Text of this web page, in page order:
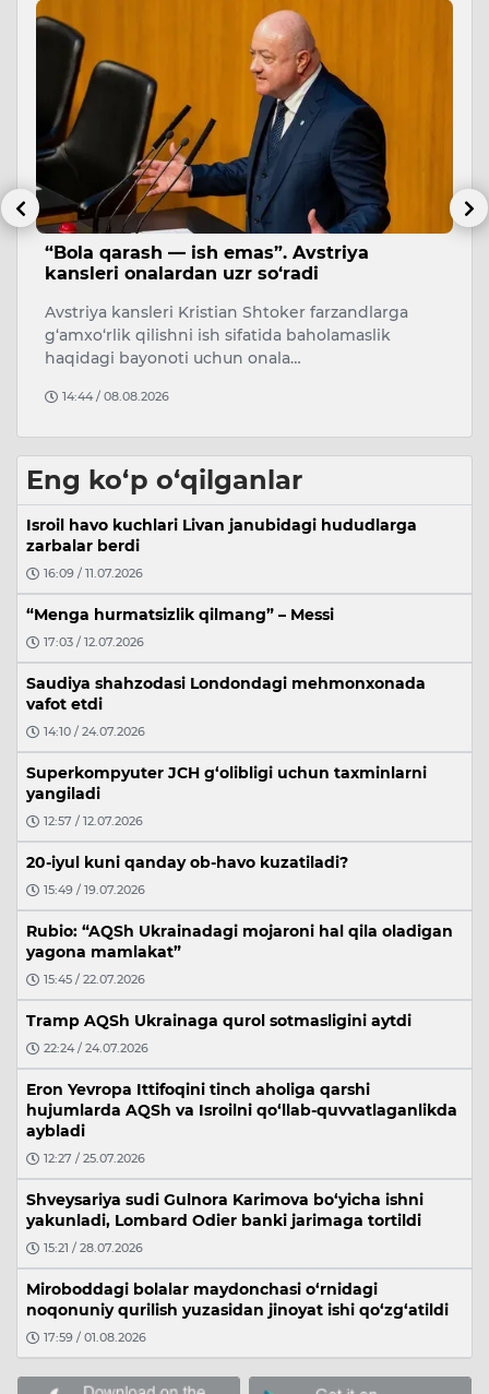
“Bola qarash — ish emas”. Avstriya
kansleri onalardan uzr so‘radi
Avstriya kansleri Kristian Shtoker farzandlarga
g‘amxo‘rlik qilishni ish sifatida baholamaslik
haqidagi bayonoti uchun onala…
14:44 / 08.08.2026
Eng ko‘p o‘qilganlar
Isroil havo kuchlari Livan janubidagi hududlarga
zarbalar berdi
16:09 / 11.07.2026
“Menga hurmatsizlik qilmang” – Messi
17:03 / 12.07.2026
Saudiya shahzodasi Londondagi mehmonxonada
vafot etdi
14:10 / 24.07.2026
Superkompyuter JCH g‘olibligi uchun taxminlarni
yangiladi
12:57 / 12.07.2026
20-iyul kuni qanday ob-havo kuzatiladi?
15:49 / 19.07.2026
Rubio: “AQSh Ukrainadagi mojaroni hal qila oladigan
yagona mamlakat”
15:45 / 22.07.2026
Tramp AQSh Ukrainaga qurol sotmasligini aytdi
22:24 / 24.07.2026
Eron Yevropa Ittifoqini tinch aholiga qarshi
hujumlarda AQSh va Isroilni qo‘llab-quvvatlaganlikda
aybladi
12:27 / 25.07.2026
Shveysariya sudi Gulnora Karimova bo‘yicha ishni
yakunladi, Lombard Odier banki jarimaga tortildi
15:21 / 28.07.2026
Miroboddagi bolalar maydonchasi o‘rnidagi
noqonuniy qurilish yuzasidan jinoyat ishi qo‘zg‘atildi
17:59 / 01.08.2026